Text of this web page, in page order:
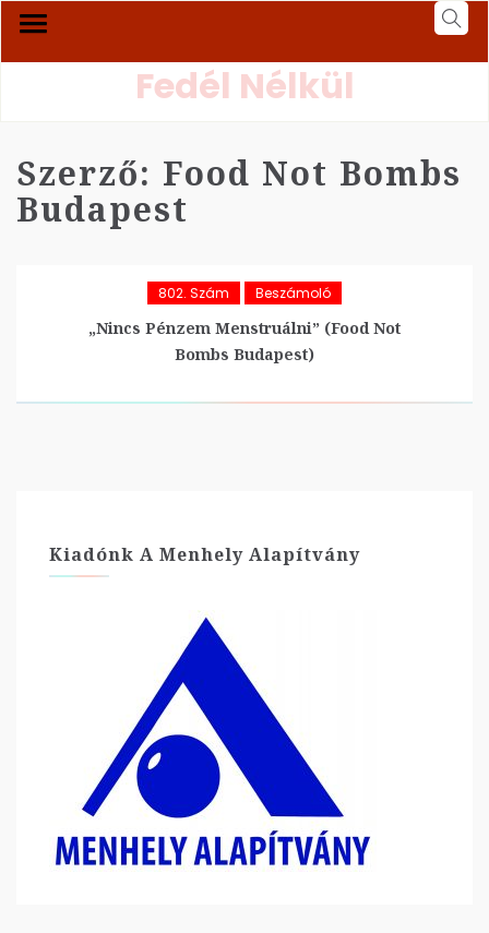
Fedél Nélkül
Szerző: Food Not Bombs
Budapest
802. Szám Beszámoló
„Nincs Pénzem Menstruálni” (Food Not
Bombs Budapest)
Kiadónk A Menhely Alapítvány